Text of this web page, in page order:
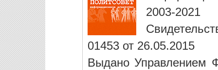
2003-2021
01453 от 26.05.2015
Выдано Управлением